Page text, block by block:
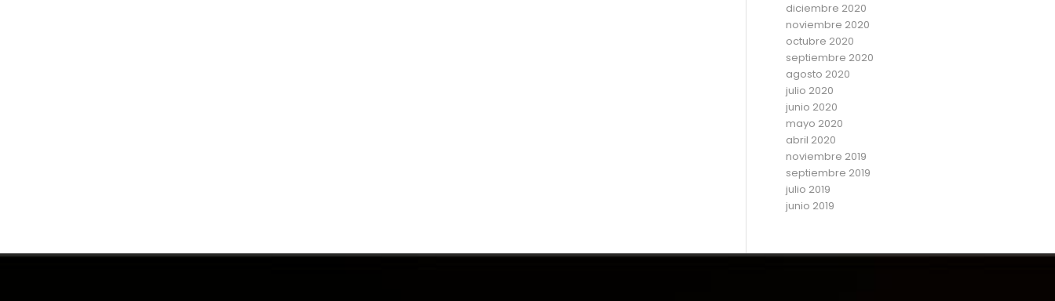
diciembre 2020
noviembre 2020
octubre 2020
septiembre 2020
agosto 2020
julio 2020
junio 2020
mayo 2020
abril 2020
noviembre 2019
septiembre 2019
julio 2019
junio 2019